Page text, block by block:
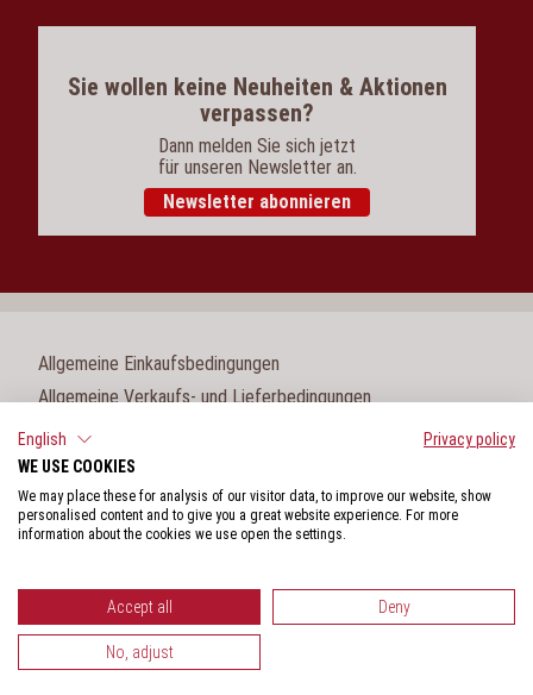
Sie wollen keine Neuheiten & Aktionen
verpassen?
Dann melden Sie sich jetzt
für unseren Newsletter an.
Newsletter abonnieren
Allgemeine Einkaufsbedingungen
Allgemeine Verkaufs- und Lieferbedingungen
Impressum
Datenschutz
English
Privacy policy
WE USE COOKIES
We may place these for analysis of our visitor data, to improve our website, show
personalised content and to give you a great website experience. For more
information about the cookies we use open the settings.
Accept all Deny
No, adjust